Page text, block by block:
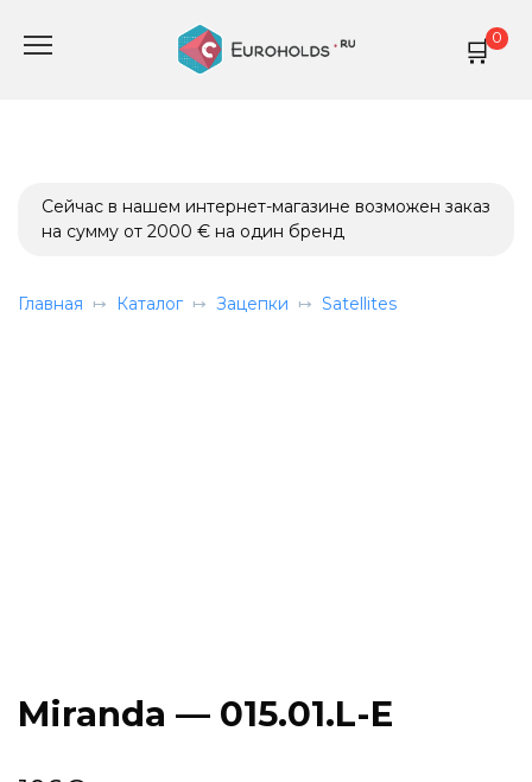
0
Сейчас в нашем интернет-магазине возможен заказ
на сумму от 2000 € на один бренд
Главная Каталог Зацепки Satellites
Miranda — 015.01.L-E